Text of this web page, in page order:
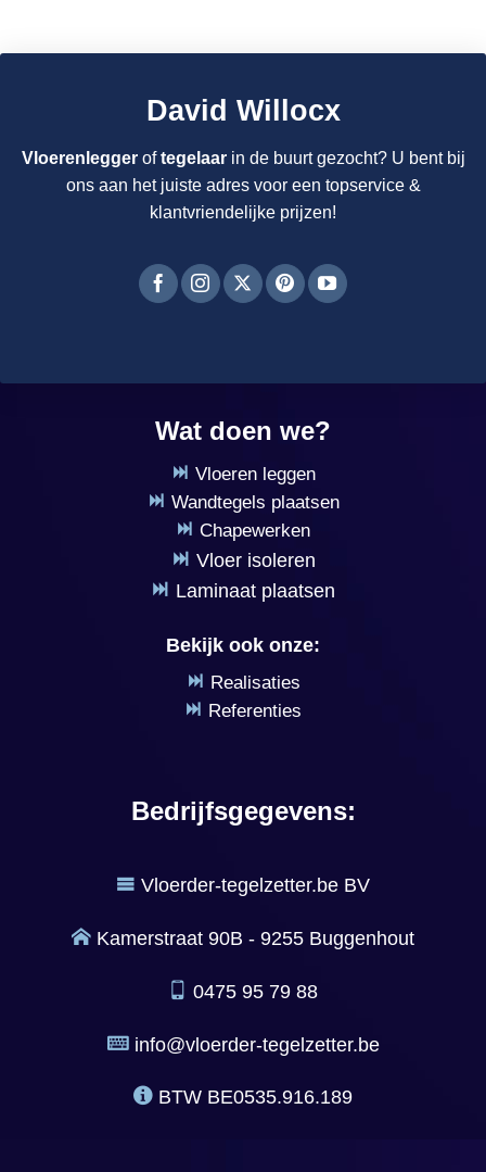
David Willocx
Vloerenleggeroftegelaarin de buurt gezocht? U bent bij
ons aan het juiste adres voor een topservice &
klantvriendelijke prijzen!
Wat doen we?
Vloeren leggen
Wandtegels plaatsen
Chapewerken
Vloer isoleren
Laminaat plaatsen
Bekijk ook onze:
Realisaties
Referenties
Bedrijfsgegevens:
Vloerder-tegelzetter.be BV
Kamerstraat 90B - 9255 Buggenhout
0475 95 79 88
info@vloerder-tegelzetter.be
BTW BE0535.916.189